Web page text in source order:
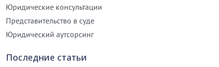
Юридические консультации
Представительство в суде
Юридический аутсорсинг
Последние статьи